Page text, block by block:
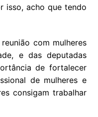
isso, acho que tendo
com mulheres
e das deputadas
de fortalecer
de mulheres e
consigam trabalhar